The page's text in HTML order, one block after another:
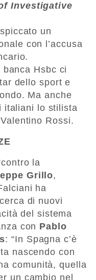
Investigative
un
con l’accusa
Hsbc ci
dello sport e
Ma anche
italiani lo stilista
Rossi.
la
Grillo,
ha
di nuovi
del sistema
con Pablo
: “In Spagna c’è
nascendo con
comunità, quella
un cambio nel